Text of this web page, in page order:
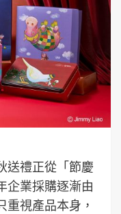
送禮正從「節慶
企業採購逐漸由
視產品本身，